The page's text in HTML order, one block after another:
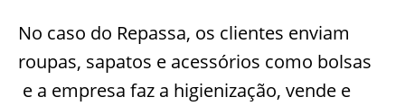
No caso do Repassa, os clientes enviam
roupas, sapatos e acessórios como bolsas
e a empresa faz a higienização, vende e